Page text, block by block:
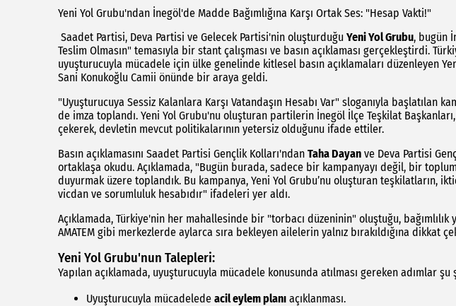
Yeni Yol Grubu'ndan İnegöl'de Madde Bağımlığına Karşı Ortak Ses: "Hesap Vakti!"
Saadet Partisi, Deva Partisi ve Gelecek Partisi'nin oluşturduğu Yeni Yol Grubu, bugün
Teslim Olmasın" temasıyla bir stant çalışması ve basın açıklaması gerçekleştirdi.
uyuşturucuyla mücadele için ülke genelinde kitlesel basın açıklamaları düzenleyen
Sani Konukoğlu Camii önünde bir araya geldi.
"Uyuşturucuya Sessiz Kalanlara Karşı Vatandaşın Hesabı Var" sloganıyla başlatılan
de imza toplandı. Yeni Yol Grubu'nu oluşturan partilerin İnegöl İlçe Teşkilat
çekerek, devletin mevcut politikalarının yetersiz olduğunu ifade ettiler.
Basın açıklamasını Saadet Partisi Gençlik Kolları'ndan Taha Dayan ve Deva Partisi
ortaklaşa okudu. Açıklamada, "Bugün burada, sadece bir kampanyayı değil, bir
duyurmak üzere toplandık. Bu kampanya, Yeni Yol Grubu’nu oluşturan teşkilatların,
vicdan ve sorumluluk hesabıdır" ifadeleri yer aldı.
Açıklamada, Türkiye'nin her mahallesinde bir "torbacı düzeninin" oluştuğu, bağımlılık
AMATEM gibi merkezlerde aylarca sıra bekleyen ailelerin yalnız bırakıldığına dikkat
Yeni Yol Grubu'nun Talepleri:
Yapılan açıklamada, uyuşturucuyla mücadele konusunda atılması gereken adımlar şu
Uyuşturucuyla mücadelede acil eylem planı açıklanması.